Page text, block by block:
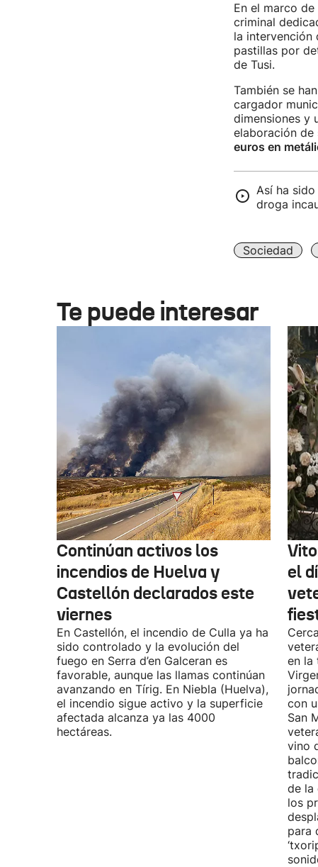
En el marco
criminal
la intervención
pastillas por
de Tusi.
También se
cargador
dimensiones y
elaboración de
euros en
Así ha
droga
Sociedad
Te puede interesar
Continúan activos los
incendios de Huelva y
Castellón declarados este
viernes
En Castellón, el incendio de Culla ya ha
sido controlado y la evolución del
fuego en Serra d’en Galceran es
favorable, aunque las llamas continúan
avanzando en Tírig. En Niebla (Huelva),
el incendio sigue activo y la superficie
afectada alcanza ya las 4000
hectáreas.
el
en la
con
San
vino
de la
los
para